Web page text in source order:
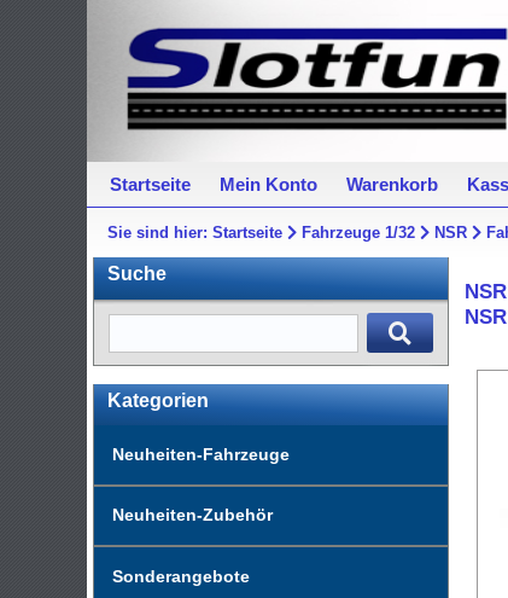
Startseite Mein Konto Warenkorb
Sie sind hier:Startseite Fahrzeuge 1/32 NSR
Suche
Kategorien
Neuheiten-Fahrzeuge
Neuheiten-Zubehör
Sonderangebote